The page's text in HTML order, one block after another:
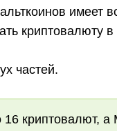
имеет
криптовалюту
частей.
криптовалют, а